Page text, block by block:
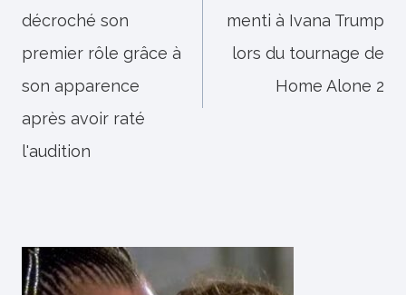
l’article
décroché son
premier rôle grâce à
son apparence
après avoir raté
l'audition
menti à Ivana Trump
lors du tournage de
Home Alone 2